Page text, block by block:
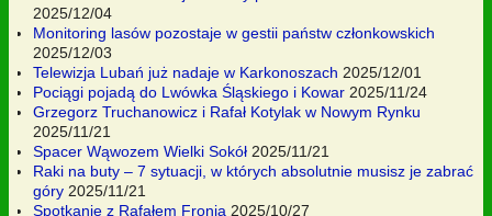
2025/12/04
Monitoring lasów pozostaje w gestii państw członkowskich
2025/12/03
Telewizja Lubań już nadaje w Karkonoszach 2025/12/01
Pociągi pojadą do Lwówka Śląskiego i Kowar 2025/11/24
Grzegorz Truchanowicz i Rafał Kotylak w Nowym Rynku
2025/11/21
Spacer Wąwozem Wielki Sokół 2025/11/21
Raki na buty – 7 sytuacji, w których absolutnie musisz je zabrać
góry 2025/11/21
Spotkanie z Rafałem Fronią 2025/10/27